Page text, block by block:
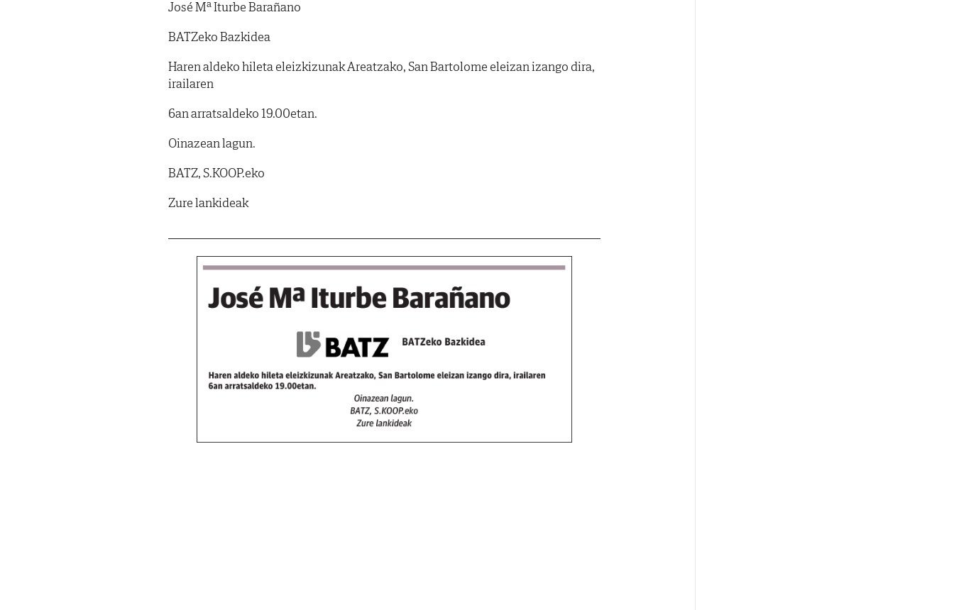
José Mª Iturbe Barañano
BATZeko Bazkidea
Haren aldeko hileta eleizkizunak Areatzako, San Bartolome eleizan izango dira,
irailaren
6an arratsaldeko 19.00etan.
Oinazean lagun.
BATZ, S.KOOP.eko
Zure lankideak